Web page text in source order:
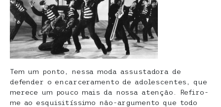
Tem um ponto, nessa moda assustadora de
defender o encarceramento de adolescentes, que
merece um pouco mais da nossa atenção. Refiro-
me ao esquisitíssimo não-argumento que todo